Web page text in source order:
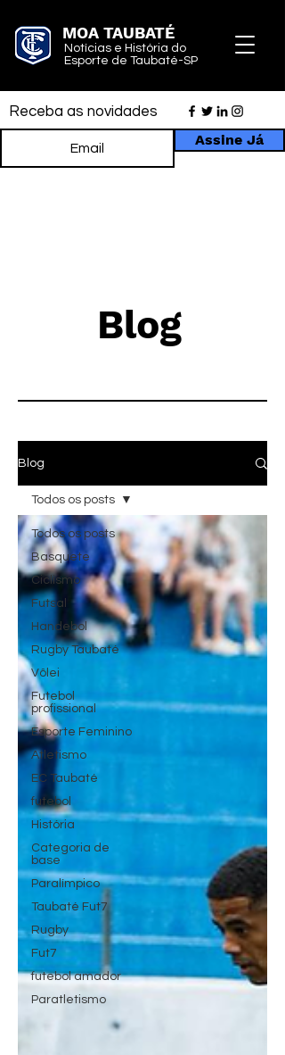
MOA TAUBATÉ
Notícias e História do
Esporte de Taubaté-SP
Receba as novidades
Assine Já
Blog
Blog
Todos os posts
Basquete
Ciclismo
Futsal
Handebol
Rugby Taubaté
Vôlei
Futebol
profissional
Esporte Feminino
Atletismo
EC Taubaté
futebol
História
Categoria de
base
Paralímpico
Taubaté Fut7
Rugby
Fut7
futebol amador
Paratletismo
Todos os posts